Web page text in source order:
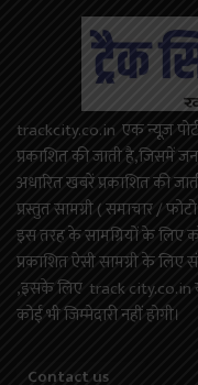
trackcity.co.in एक न्यूज़
प्रकाशित की जाती है,जिसमें
अधारित खबरें प्रकाशित की
प्रस्तुत सामग्री ( समाचार /
इस तरह के सामग्रियों के लिए
प्रकाशित ऐसी सामग्री के लिए
,इसके लिए track city.co.in
कोई भी जिम्मेदारी नहीं होगी।
Contact us